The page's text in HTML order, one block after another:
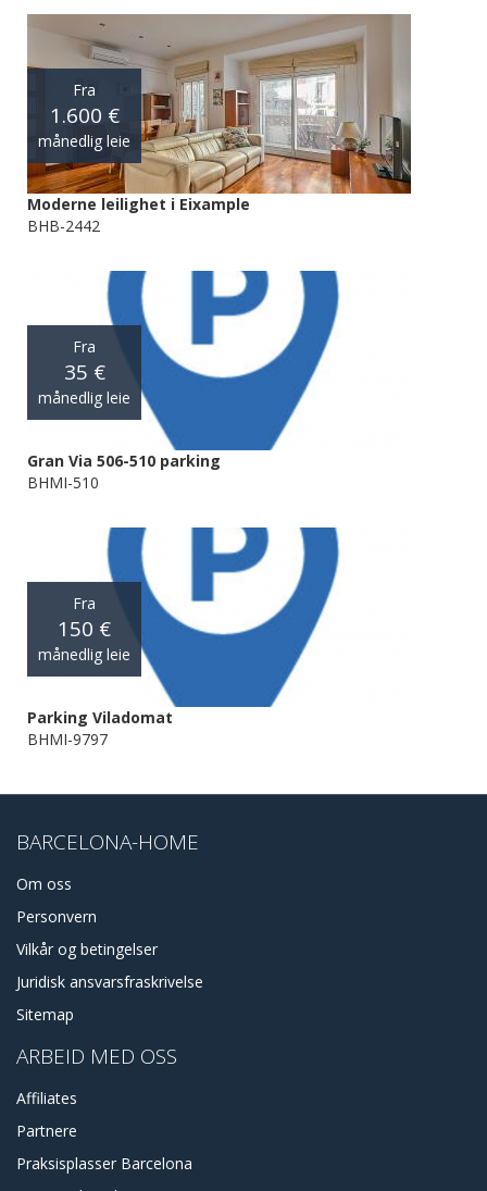
Fra
1.600 €
månedlig leie
Moderne leilighet i Eixample
BHB-2442
Fra
35 €
månedlig leie
Gran Via 506-510 parking
BHMI-510
Fra
150 €
månedlig leie
Parking Viladomat
BHMI-9797
BARCELONA-HOME
Om oss
Personvern
Vilkår og betingelser
Juridisk ansvarsfraskrivelse
Sitemap
ARBEID MED OSS
Affiliates
Partnere
Praksisplasser Barcelona